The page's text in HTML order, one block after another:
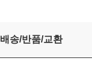
배송/반품/교환